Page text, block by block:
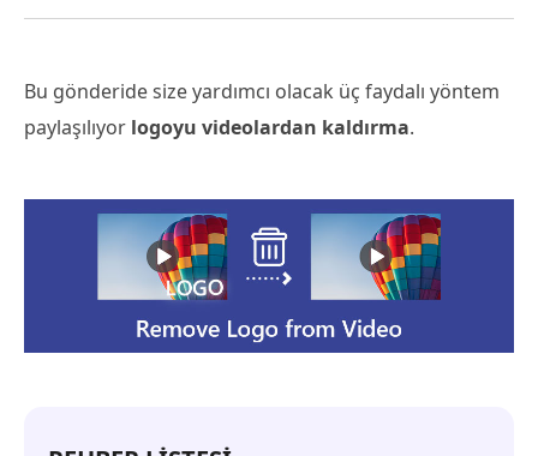
Bu gönderide size yardımcı olacak üç faydalı yöntem
paylaşılıyor logoyu videolardan kaldırma.